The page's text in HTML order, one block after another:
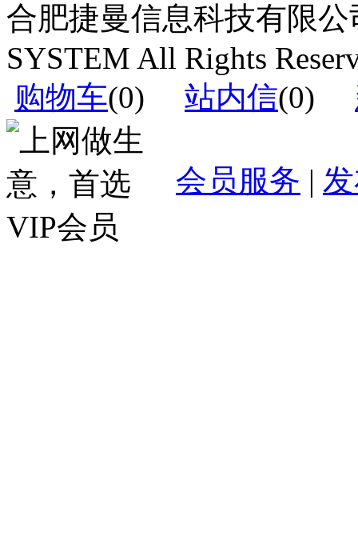
合肥捷曼信息科技有限公
SYSTEM All Rights
购物车(0) 站内信(0)
会员服务 |